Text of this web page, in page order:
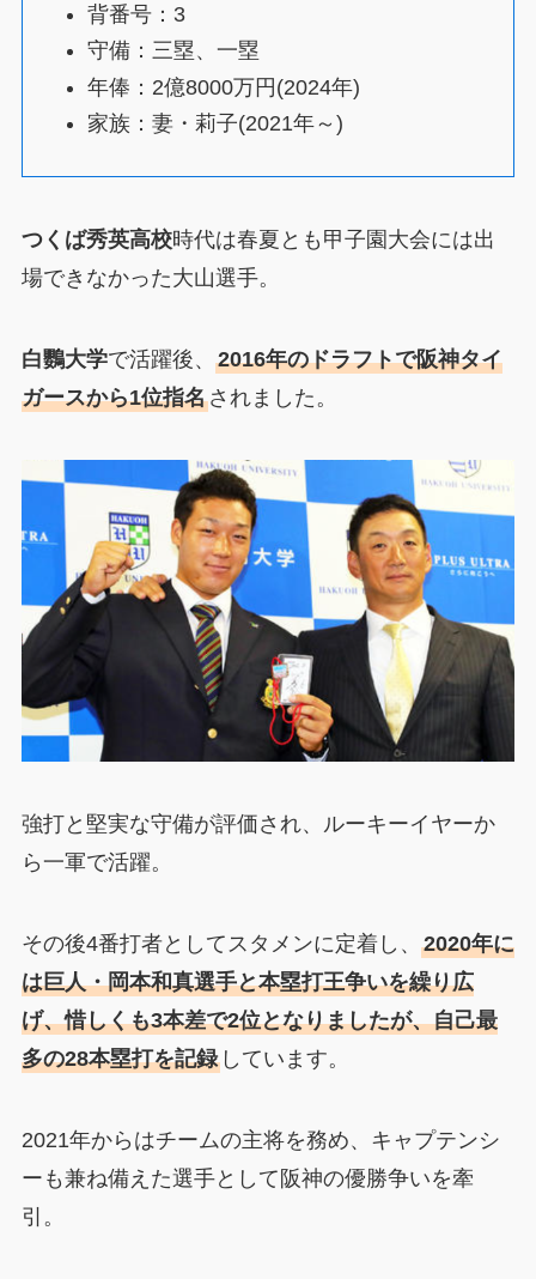
背番号：3
守備：三塁、一塁
年俸：2億8000万円(2024年)
家族：妻・莉子(2021年～)
つくば秀英高校時代は春夏とも甲子園大会には出
場できなかった大山選手。
白鸚大学で活躍後、 2016年のドラフトで阪神タイ
ガースから1位指名されました。
強打と堅実な守備が評価され、ルーキーイヤーか
ら一軍で活躍。
その後4番打者としてスタメンに定着し、 2020年に
は巨人・岡本和真選手と本塁打王争いを繰り広
げ、惜しくも3本差で2位となりましたが、自己最
多の28本塁打を記録しています。
2021年からはチームの主将を務め、キャプテンシ
ーも兼ね備えた選手として阪神の優勝争いを牽
引。